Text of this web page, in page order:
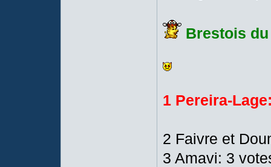
Brestois du
1 Pereira-
2 Faivre et
3 Amavi: 3